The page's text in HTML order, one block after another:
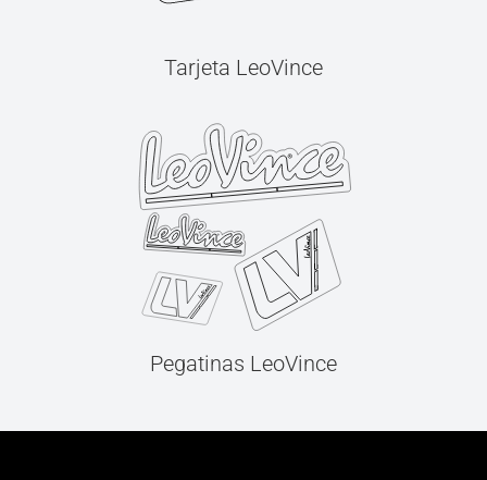
Tarjeta LeoVince
Pegatinas LeoVince